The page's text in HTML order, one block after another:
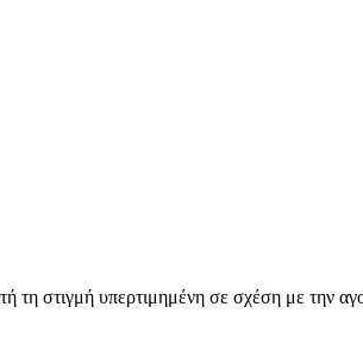
στιγμή υπερτιμημένη σε σχέση με την